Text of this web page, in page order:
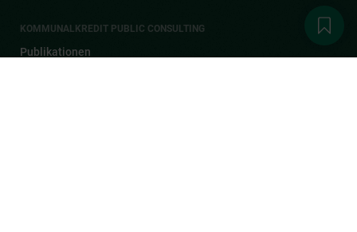
KOMMUNALKREDIT PUBLIC CONSULTING
Publikationen